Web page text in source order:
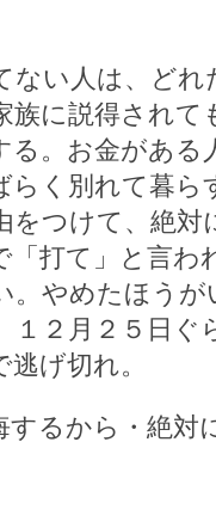
ない人は、ど
に説得されて
る。お金がある
らく別れて暮ら
をつけて、絶対
「打て」と言わ
。やめたほう
１２月２５日ぐ
げ切れ。
るから・絶対